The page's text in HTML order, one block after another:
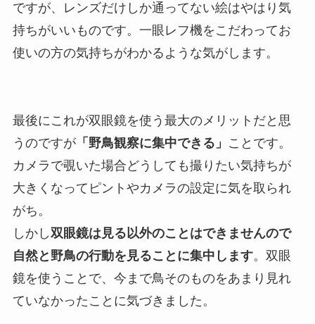
ですが、レンズだけしか通ってない絵はやはり気
持ちがいいものです。一眼レフ機をこだわってお
使いの方の気持ちがわかるような気がします。
最後にこれが双眼鏡を使う最大のメリットだと思
うのですが「野鳥観察に集中できる」 ことです。
カメラで覗いた場合どうしても撮りたい気持ちが
大きくなってピントやカメラの設定に気を取られ
がち。
しかし双眼鏡は見る以外のことはできませんので
自然と野鳥の行動を見ることに集中します。双眼
鏡を使うことで、今まで鳥そのものをあまり見れ
ていなかったことに気づきました。